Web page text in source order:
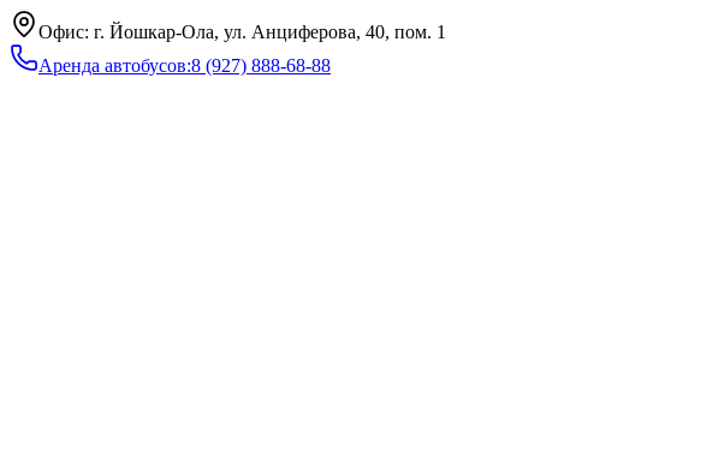
Офис: г. Йошкар-Ола, ул. Анциферова, 40, пом. 1
Аренда автобусов:8 (927) 888-68-88